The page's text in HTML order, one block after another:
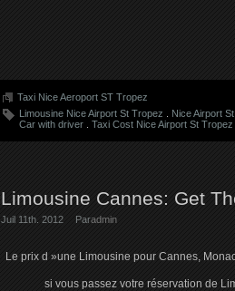
Taxi Nice Aeroport ST Tropez
Limousine Nice Airport St Tropez
Nice Airport
Car with driver
Taxi Cost Nice Airport St Tropez
Limousine Cannes: Get
Juil 11th. 2012 Paradmin
Le prix d »une Limousine pour Cannes,
si vous passez votre réservation de